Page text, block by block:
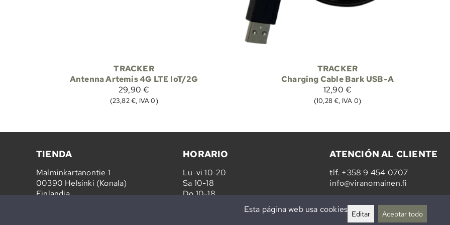
TRACKER
Antenna Artemis 4G LTE IoT/2G
29,90 €
(23,82 €, IVA 0)
TRACKER
Charging Cable Bark USB-A
12,90 €
(10,28 €, IVA 0)
TIENDA
Malminkartanontie 1
00390 Helsinki (Konala)
Finlandia
HORARIO
Lu-vi 10-20
Sa 10-18
Do 10-18
ATENCIÓN AL CLIENTE
tlf. +358 9 454 0707
info@viranomainen.fi
Lu-vi 10-14
Esta página web usa cookies Editar Aceptar todo